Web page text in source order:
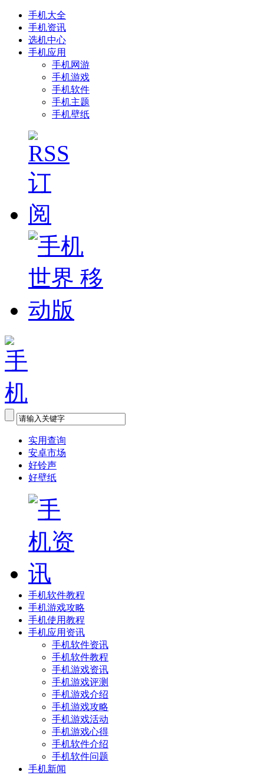
手机大全
手机资讯
选机中心
手机应用
手机网游
手机游戏
手机软件
手机主题
手机壁纸
实用查询
安卓市场
好铃声
好壁纸
手机软件教程
手机游戏攻略
手机使用教程
手机应用资讯
手机软件资讯
手机软件教程
手机游戏资讯
手机游戏评测
手机游戏介绍
手机游戏攻略
手机游戏活动
手机游戏心得
手机软件介绍
手机软件问题
手机新闻